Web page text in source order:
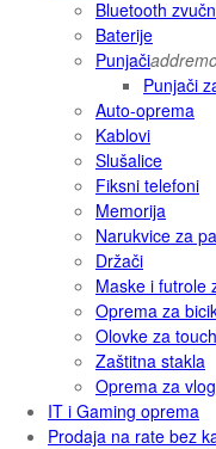
Bluetooth
Baterije
Punjačiadd
Punjači
Auto-oprema
Kablovi
Slušalice
Fiksni telefoni
Memorija
Narukvice za
Držači
Maske i futrole
Oprema za
Olovke za
Zaštitna stakla
Oprema za
IT i Gaming oprema
Prodaja na rate bez